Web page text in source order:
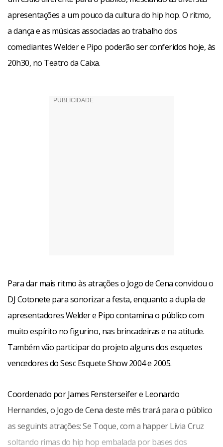
apresentações a um pouco da cultura do hip hop. O ritmo,
a dança e as músicas associadas ao trabalho dos
comediantes Welder e Pipo poderão ser conferidos hoje, às
20h30, no Teatro da Caixa.
Para dar mais ritmo às atrações o Jogo de Cena convidou o
DJ Cotonete para sonorizar a festa, enquanto a dupla de
apresentadores Welder e Pipo contamina o público com
muito espírito no figurino, nas brincadeiras e na atitude.
Também vão participar do projeto alguns dos esquetes
vencedores do Sesc Esquete Show 2004 e 2005.
Coordenado por James Fensterseifer e Leonardo
Hernandes, o Jogo de Cena deste mês trará para o público
as seguints atrações: Se Toque, com a happer Lívia Cruz
soltando rimas do hip hop embalada por bases dos